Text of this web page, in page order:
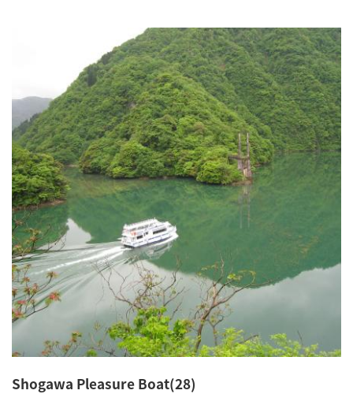
Shogawa Pleasure Boat(28)